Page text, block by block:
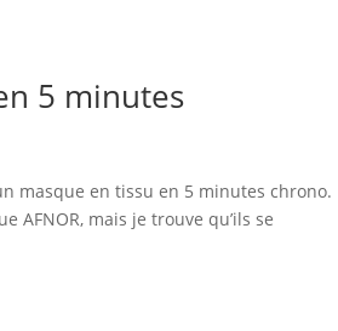
5 minutes
masque en tissu en 5 minutes chrono.
AFNOR, mais je trouve qu’ils se